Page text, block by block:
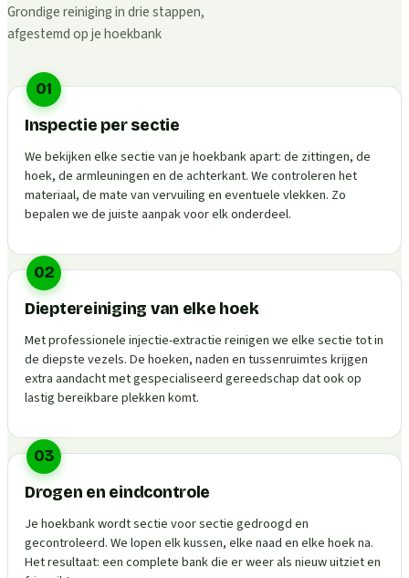
Grondige reiniging in drie stappen,
afgestemd op je hoekbank
01
Inspectie per sectie
We bekijken elke sectie van je hoekbank apart: de zittingen, de
hoek, de armleuningen en de achterkant. We controleren het
materiaal, de mate van vervuiling en eventuele vlekken. Zo
bepalen we de juiste aanpak voor elk onderdeel.
02
Dieptereiniging van elke hoek
Met professionele injectie-extractie reinigen we elke sectie tot in
de diepste vezels. De hoeken, naden en tussenruimtes krijgen
extra aandacht met gespecialiseerd gereedschap dat ook op
lastig bereikbare plekken komt.
03
Drogen en eindcontrole
Je hoekbank wordt sectie voor sectie gedroogd en
gecontroleerd. We lopen elk kussen, elke naad en elke hoek na.
Het resultaat: een complete bank die er weer als nieuw uitziet en